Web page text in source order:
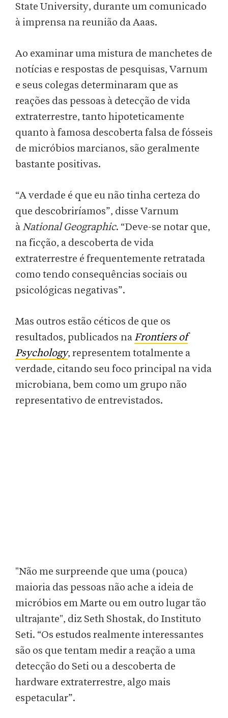
State University, durante um comunicado
à imprensa na reunião da Aaas.
Ao examinar uma mistura de manchetes de
notícias e respostas de pesquisas, Varnum
e seus colegas determinaram que as
reações das pessoas à detecção de vida
extraterrestre, tanto hipoteticamente
quanto à famosa descoberta falsa de fósseis
de micróbios marcianos, são geralmente
bastante positivas.
“A verdade é que eu não tinha certeza do
que descobriríamos”, disse Varnum
àNational Geographic. “Deve-se notar que,
na ficção, a descoberta de vida
extraterrestre é frequentemente retratada
como tendo consequências sociais ou
psicológicas negativas”.
Mas outros estão céticos de que os
resultados, publicados naFrontiers of
Psychology, representem totalmente a
verdade, citando seu foco principal na vida
microbiana, bem como um grupo não
representativo de entrevistados.
"Não me surpreende que uma (pouca)
maioria das pessoas não ache a ideia de
micróbios em Marte ou em outro lugar tão
ultrajante", diz Seth Shostak, do Instituto
Seti. “Os estudos realmente interessantes
são os que tentam medir a reação a uma
detecção do Seti ou a descoberta de
hardware extraterrestre, algo mais
espetacular”.